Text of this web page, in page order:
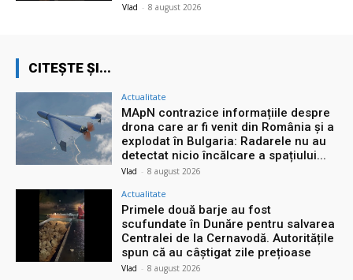
Vlad - 8 august 2026
CITEȘTE ȘI...
Actualitate
MApN contrazice informațiile despre
drona care ar fi venit din România și a
explodat în Bulgaria: Radarele nu au
detectat nicio încălcare a spațiului...
Vlad - 8 august 2026
Actualitate
Primele două barje au fost
scufundate în Dunăre pentru salvarea
Centralei de la Cernavodă. Autoritățile
spun că au câștigat zile prețioase
Vlad - 8 august 2026